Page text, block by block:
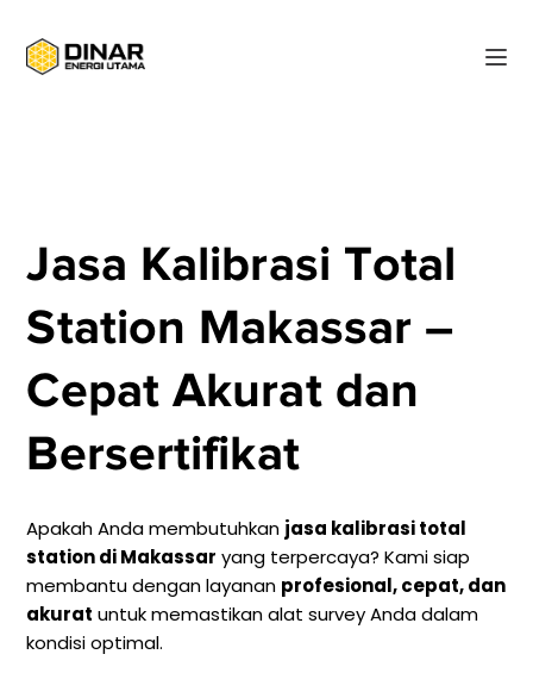
Jasa Kalibrasi Total
Station Makassar –
Cepat Akurat dan
Bersertifikat
Apakah Anda membutuhkan jasa kalibrasi total
station di Makassar yang terpercaya? Kami siap
membantu dengan layanan profesional, cepat, dan
akurat untuk memastikan alat survey Anda dalam
kondisi optimal.